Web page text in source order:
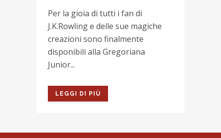
Per la gioia di tutti i fan di
J.K.Rowling e delle sue magiche
creazioni sono finalmente
disponibili alla Gregoriana
Junior...
LEGGI DI PIÙ